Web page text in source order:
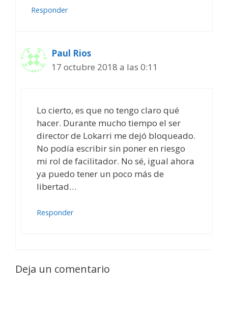
Responder
Paul Rios
17 octubre 2018 a las 0:11
Lo cierto, es que no tengo claro qué
hacer. Durante mucho tiempo el ser
director de Lokarri me dejó bloqueado.
No podía escribir sin poner en riesgo
mi rol de facilitador. No sé, igual ahora
ya puedo tener un poco más de
libertad…
Responder
Deja un comentario